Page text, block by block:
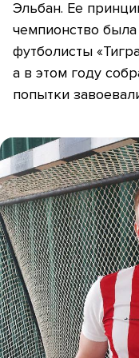
Эльбан. Ее
чемпионство
футболисты
а в этом году
попытки